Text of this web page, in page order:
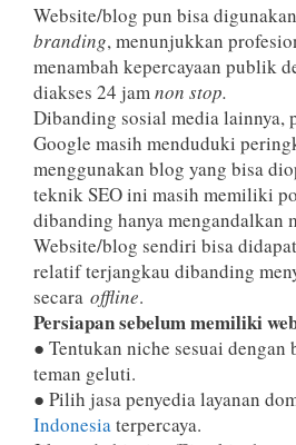
Website/blog pun bisa
branding, menunjukkan
menambah kepercayaan publik
diakses 24 jam non stop.
Dibanding sosial media lainnya,
Google masih menduduki
menggunakan blog yang bisa
teknik SEO ini masih memiliki
dibanding hanya mengandalkan
Website/blog sendiri bisa
relatif terjangkau dibanding
secara offline.
Persiapan sebelum memiliki
● Tentukan niche sesuai dengan
teman geluti.
● Pilih jasa penyedia layanan
Indonesia terpercaya.